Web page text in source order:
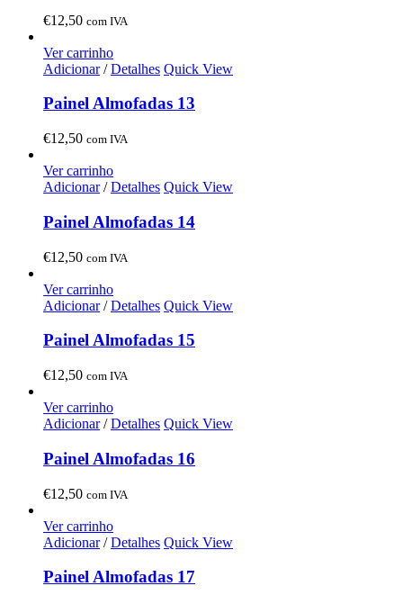
€12,50 com IVA
Ver carrinho
Adicionar/ Detalhes Quick View
Painel Almofadas 13
€12,50 com IVA
Ver carrinho
Adicionar/ Detalhes Quick View
Painel Almofadas 14
€12,50 com IVA
Ver carrinho
Adicionar/ Detalhes Quick View
Painel Almofadas 15
€12,50 com IVA
Ver carrinho
Adicionar/ Detalhes Quick View
Painel Almofadas 16
€12,50 com IVA
Ver carrinho
Adicionar/ Detalhes Quick View
Painel Almofadas 17